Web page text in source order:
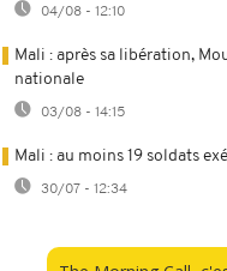
04/08 - 12:10
Mali : après sa libération,
nationale
03/08 - 14:15
Mali : au moins 19 soldats
30/07 - 12:34